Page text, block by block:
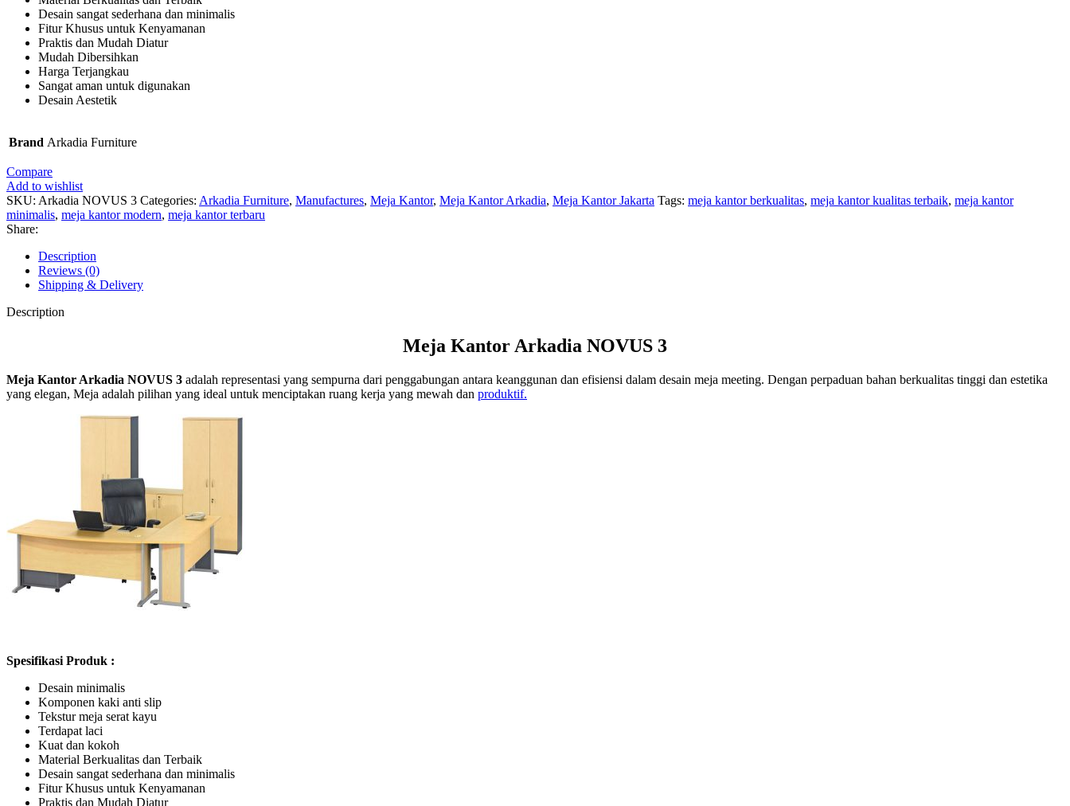
Desain sangat sederhana dan minimalis
Fitur Khusus untuk Kenyamanan
Praktis dan Mudah Diatur
Mudah Dibersihkan
Harga Terjangkau
Sangat aman untuk digunakan
Desain Aestetik
Brand Arkadia Furniture
Compare
Add to wishlist
SKU: Arkadia NOVUS 3 Categories: Arkadia Furniture, Manufactures, Meja Kantor, Meja Kantor Arkadia, Meja Kantor Jakarta Tags: meja kantor berkualitas, meja kantor kualitas terbaik, meja kantor
minimalis, meja kantor modern, meja kantor terbaru
Share:
Description
Reviews (0)
Shipping & Delivery
Description
Meja Kantor Arkadia NOVUS 3
Meja Kantor Arkadia NOVUS 3 adalah representasi yang sempurna dari penggabungan antara keanggunan dan efisiensi dalam desain meja meeting. Dengan perpaduan bahan berkualitas tinggi dan estetika
yang elegan, Meja adalah pilihan yang ideal untuk menciptakan ruang kerja yang mewah dan produktif.
Spesifikasi Produk :
Desain minimalis
Komponen kaki anti slip
Tekstur meja serat kayu
Terdapat laci
Kuat dan kokoh
Material Berkualitas dan Terbaik
Desain sangat sederhana dan minimalis
Fitur Khusus untuk Kenyamanan
Praktis dan Mudah Diatur